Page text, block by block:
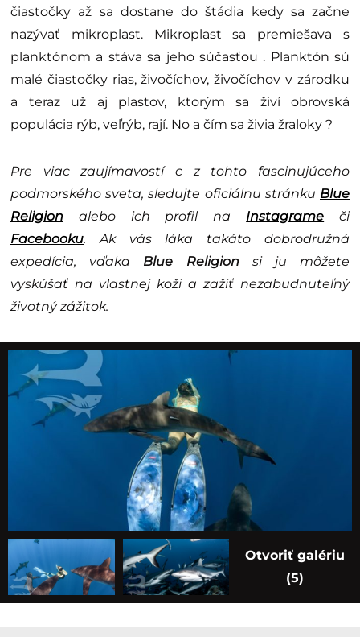
čiastočky až sa dostane do štádia kedy sa začne
nazývať mikroplast. Mikroplast sa premiešava s
planktónom a stáva sa jeho súčasťou . Planktón sú
malé čiastočky rias, živočíchov, živočíchov v zárodku
a teraz už aj plastov, ktorým sa živí obrovská
populácia rýb, veľrýb, rají. No a čím sa živia žraloky ?
Pre viac zaujímavostí c z tohto fascinujúceho
podmorského sveta, sledujte oficiálnu stránku Blue
Religion alebo ich profil na Instagrame či
Facebooku. Ak vás láka takáto dobrodružná
expedícia, vďaka Blue Religionsi ju môžete
vyskúšať na vlastnej koži a zažiť nezabudnuteľný
životný zážitok.
Otvoriť galériu
(5)